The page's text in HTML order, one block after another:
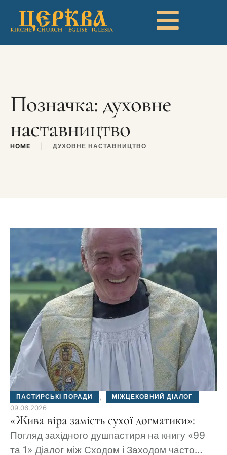
Позначка: духовне
наставництво
HOME ДУХОВНЕ НАСТАВНИЦТВО
ПАСТИРСЬКІ ПОРАДИ МІЖЦЕКОВНИЙ ДІАЛОГ
09.06.2026
«Жива віра замість сухої догматики»:
Погляд західного душпастиря на книгу «99
та 1» Діалог між Сходом і Заходом часто